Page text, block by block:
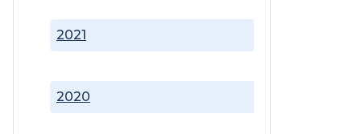
2020
2021